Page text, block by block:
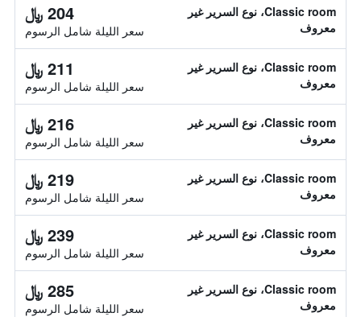
Classic room، نوع السرير غير
معروف
204 ﷼
سعر الليلة شامل الرسوم
Classic room، نوع السرير غير
معروف
211 ﷼
سعر الليلة شامل الرسوم
Classic room، نوع السرير غير
معروف
216 ﷼
سعر الليلة شامل الرسوم
Classic room، نوع السرير غير
معروف
219 ﷼
سعر الليلة شامل الرسوم
Classic room، نوع السرير غير
معروف
239 ﷼
سعر الليلة شامل الرسوم
Classic room، نوع السرير غير
معروف
285 ﷼
سعر الليلة شامل الرسوم